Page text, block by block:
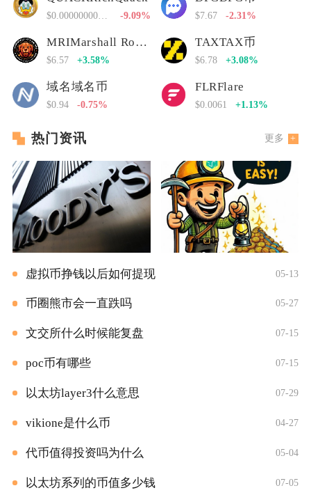
-9.09% $7.67 -2.31%
MRIMarshall Rogan Inu
$6.57 +3.58%
TAXTAX币
$6.78 +3.08%
域名域名币
$0.94 -0.75%
FLRFlare
$0.0061 +1.13%
热门资讯 更多
虚拟币挣钱以后如何提现 05-13
币圈熊市会一直跌吗 05-27
文交所什么时候能复盘 07-15
poc币有哪些 07-15
以太坊layer3什么意思 07-29
vikione是什么币 04-27
代币值得投资吗为什么 05-04
以太坊系列的币值多少钱 07-05